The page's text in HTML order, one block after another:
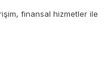
finansal hizmetler ile